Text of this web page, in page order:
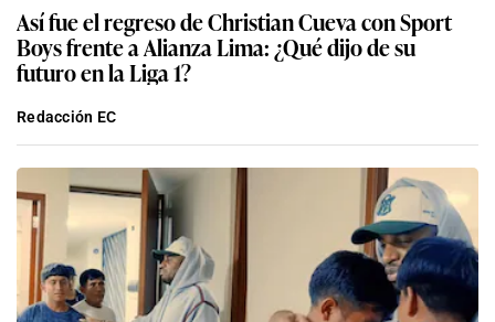
Así fue el regreso de Christian Cueva con Sport
Boys frente a Alianza Lima: ¿Qué dijo de su
futuro en la Liga 1?
Redacción EC